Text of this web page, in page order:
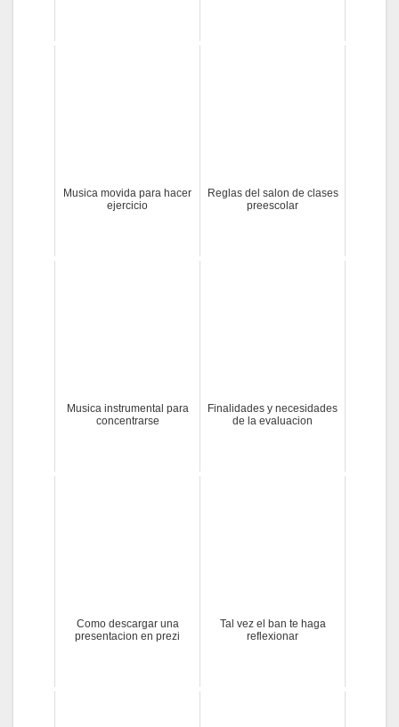
Musica movida para hacer
ejercicio
Reglas del salon de clases
preescolar
Musica instrumental para
concentrarse
Finalidades y necesidades
de la evaluacion
Como descargar una
presentacion en prezi
Tal vez el ban te haga
reflexionar